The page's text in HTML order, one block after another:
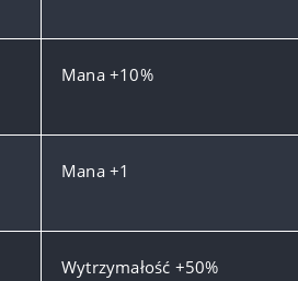
Mana +10%
Mana +1
Wytrzymałość +50%